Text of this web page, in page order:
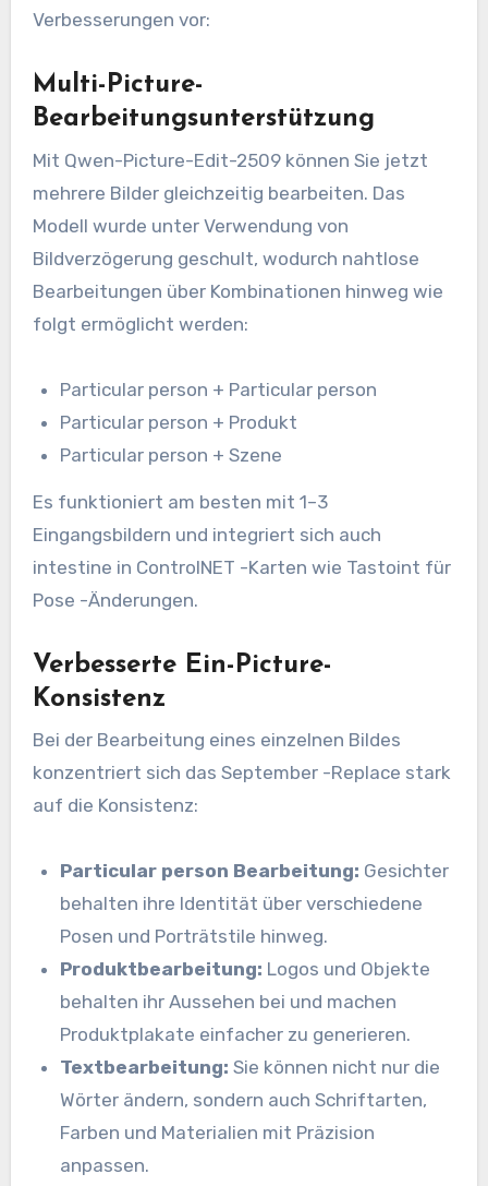
Verbesserungen vor:
Multi-Picture-
Bearbeitungsunterstützung
Mit Qwen-Picture-Edit-2509 können Sie jetzt
mehrere Bilder gleichzeitig bearbeiten. Das
Modell wurde unter Verwendung von
Bildverzögerung geschult, wodurch nahtlose
Bearbeitungen über Kombinationen hinweg wie
folgt ermöglicht werden:
Particular person + Particular person
Particular person + Produkt
Particular person + Szene
Es funktioniert am besten mit 1–3
Eingangsbildern und integriert sich auch
intestine in ControlNET -Karten wie Tastoint für
Pose -Änderungen.
Verbesserte Ein-Picture-
Konsistenz
Bei der Bearbeitung eines einzelnen Bildes
konzentriert sich das September -Replace stark
auf die Konsistenz:
Particular person Bearbeitung: Gesichter
behalten ihre Identität über verschiedene
Posen und Porträtstile hinweg.
Produktbearbeitung: Logos und Objekte
behalten ihr Aussehen bei und machen
Produktplakate einfacher zu generieren.
Textbearbeitung: Sie können nicht nur die
Wörter ändern, sondern auch Schriftarten,
Farben und Materialien mit Präzision
anpassen.